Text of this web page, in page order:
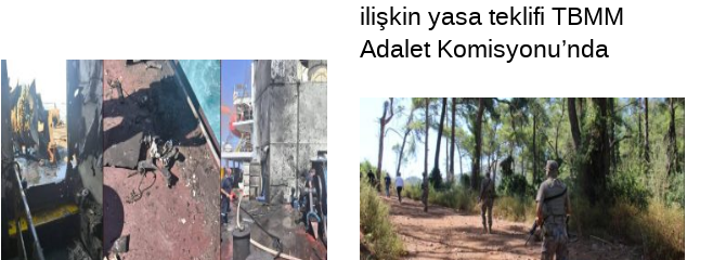
ilişkin yasa teklifi TBMM
Adalet Komisyonu’nda